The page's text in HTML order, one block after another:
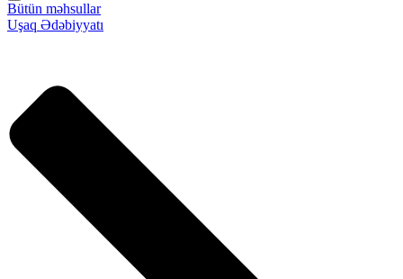
Bütün məhsullar
Uşaq Ədəbiyyatı